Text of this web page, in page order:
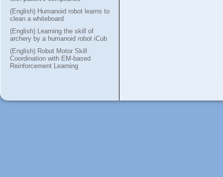
(English) Humanoid robot learns to
clean a whiteboard
(English) Learning the skill of
archery by a humanoid robot iCub
(English) Robot Motor Skill
Coordination with EM-based
Reinforcement Learning